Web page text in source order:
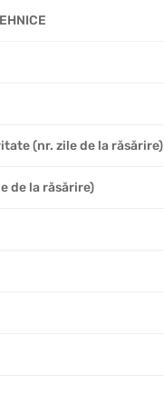
(nr. zile de la răsărire)
de la răsărire)